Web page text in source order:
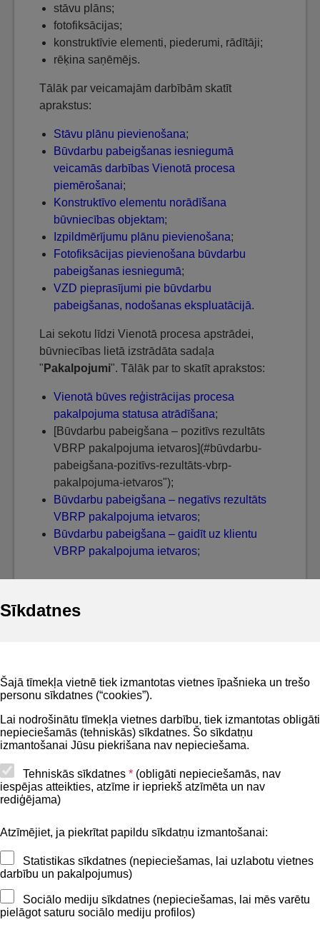
Sīkdatnes
Šajā tīmekļa vietnē tiek izmantotas vietnes īpašnieka un trešo
personu sīkdatnes (“cookies”).
Lai nodrošinātu tīmekļa vietnes darbību, tiek izmantotas obligāti
nepieciešamās (tehniskās) sīkdatnes. Šo sīkdatņu
izmantošanai Jūsu piekrišana nav nepieciešama.
Tehniskās sīkdatnes * (obligāti nepieciešamās, nav
iespējas atteikties, atzīme ir iepriekš atzīmēta un nav
rediģējama)
Atzīmējiet, ja piekrītat papildu sīkdatņu izmantošanai:
Statistikas sīkdatnes (nepieciešamas, lai uzlabotu vietnes
darbību un pakalpojumus)
Sociālo mediju sīkdatnes (nepieciešamas, lai mēs varētu
pielāgot saturu sociālo mediju profilos)
stāvu plāns;
fotofiksācijas;
konstruktīvie elementi, piederumi, rādītāji;
rēķina saņēmējs.
Tālāk par veicamajām darbībām skatīt
aprakstus:
Stāvu plānu pievienošana;
Būvdarbu pabeigšanas iesniegumā
veicamās darbības Vienotā procesa
piemērošanai;
Konstruktīvo elementu norādīšana
būvniecības objektam;
Izpildmērījumu plānu pievienošana;
Fotofiksācijas pievienošana būvdarbu
pabeigšanas iesniegumā;
VZD pieprasījumi pie būvdarbu
pabeigšanas, nodošanas ekspluatācijā.
Lai sekotu līdzi Vienotā procesa apstrādei,
būvniecības lietā izstrādāta sadaļa
" Pakalpojumi". Tālāk par to skatīt aprakstos:
Vienotā būves reģistrācijas procesa
pakalpojuma statusa atrādīšana;
[Būvdarbu pabeigšana – pozitīvs rezultāts
VBRP pakalpojuma ietvaros](#būvdarbu-
pabeigšana-pozitīvs-rezultāts-vbrp-
pakalpojuma-ietvaros");
Būvdarbu pabeigšana – negatīvs rezultāts
VBRP pakalpojuma ietvaros;
Būvdarbu pabeigšana – gaidīt uz klientu
VBRP pakalpojuma ietvaros;
Privātuma politika
Lapas karte
Piekļūstamības paziņojums
Kontakti
BIS atbalsta dienesta tālrunis:
Sekojiet mums